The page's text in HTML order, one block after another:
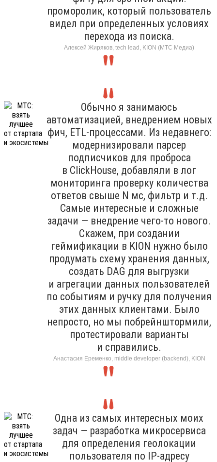
проморолик, который пользователь
видел при определенных условиях
перехода из поиска.
Алексей Жиряков, tech lead, KION (МТС Медиа)
Обычно я занимаюсь
автоматизацией, внедрением новых
фич, ETL-процессами. Из недавнего:
модернизировали парсер
подписчиков для проброса
в ClickHouse, добавляли в лог
мониторинга проверку количества
ответов свыше N мс, фильтр и т.д.
Самые интересные и сложные
задачи — внедрение чего-то нового.
Скажем, при создании
геймификации в KION нужно было
продумать схему хранения данных,
создать DAG для выгрузки
и агрегации данных пользователей
по событиям и ручку для получения
этих данных клиентами. Было
непросто, но мы побрейнштормили,
протестировали варианты
и справились.
Анастасия Еременко, middle developer (backend), KION
Одна из самых интересных моих
задач — разработка микросервиса
для определения геолокации
пользователя по IP-адресу